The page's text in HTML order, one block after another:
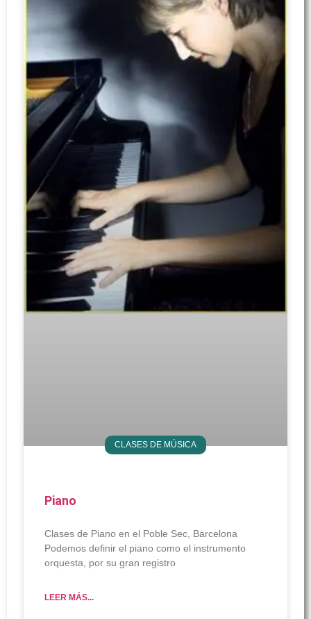
CLASES DE MÚSICA
Piano
Clases de Piano en el Poble Sec, Barcelona
Podemos definir el piano como el instrumento
orquesta, por su gran registro
LEER MÁS...